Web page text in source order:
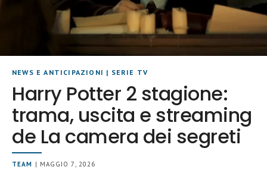
NEWS E ANTICIPAZIONI | SERIE TV
Harry Potter 2 stagione:
trama, uscita e streaming
de La camera dei segreti
TEAM | MAGGIO 7, 2026